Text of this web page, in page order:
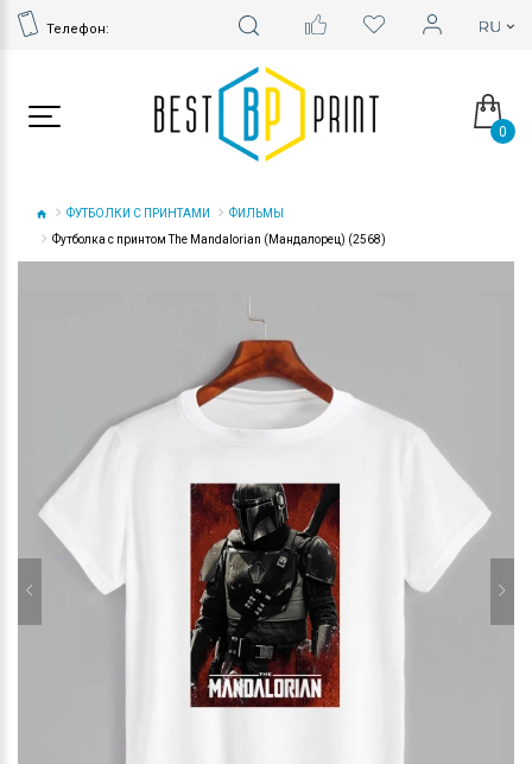
Телефон:
0
ФУТБОЛКИ С ПРИНТАМИ
ФИЛЬМЫ
Футболка с принтом The Mandalorian (Мандалорец) (2568)